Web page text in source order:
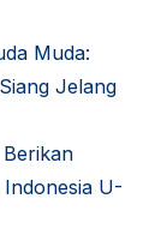
Muda:
Jelang
U-